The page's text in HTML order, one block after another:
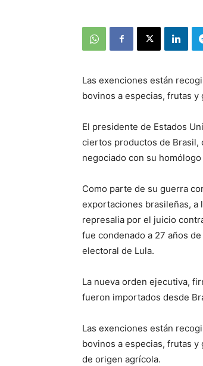
Las exenciones están
bovinos a especias, frutas y
El presidente de Estados
ciertos productos de Brasil,
negociado con su
Como parte de su guerra
exportaciones brasileñas, a
represalia por el juicio
fue condenado a 27 años
electoral de Lula.
La nueva orden ejecutiva,
fueron importados desde
Las exenciones están
bovinos a especias, frutas
de origen agrícola.